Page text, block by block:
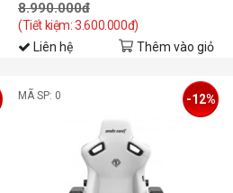
8.990.000đ
(Tiết kiệm: 3.600.000đ)
Liên hệ Thêm vào giỏ
MÃ SP: 0 -12%